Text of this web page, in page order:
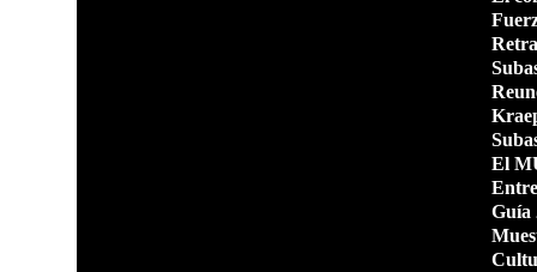
El
Guía